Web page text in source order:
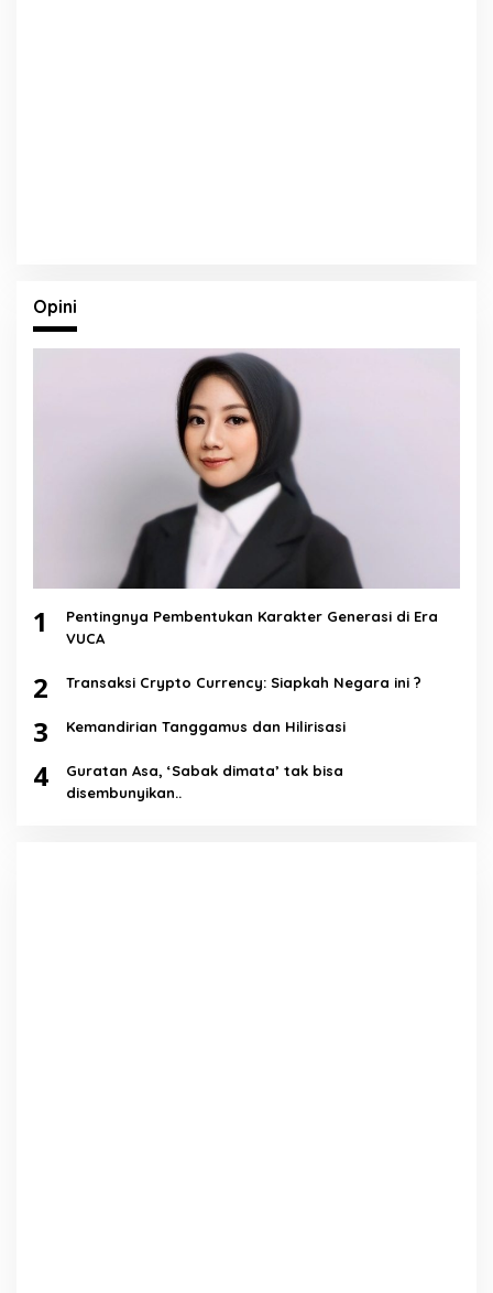
Opini
1
Pentingnya Pembentukan Karakter Generasi di Era
VUCA
2 Transaksi Crypto Currency: Siapkah Negara ini ?
3 Kemandirian Tanggamus dan Hilirisasi
4
Guratan Asa, ‘Sabak dimata’ tak bisa
disembunyikan..